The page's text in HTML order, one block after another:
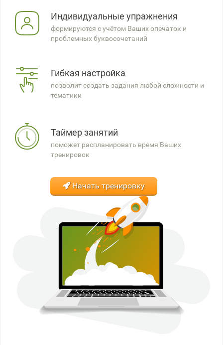
Индивидуальные упражнения
формируются с учётом Ваших опечаток и
проблемных буквосочетаний
Гибкая настройка
позволит создать задания любой сложности и
тематики
Таймер занятий
поможет распланировать время Ваших
тренировок
Начать тренировку